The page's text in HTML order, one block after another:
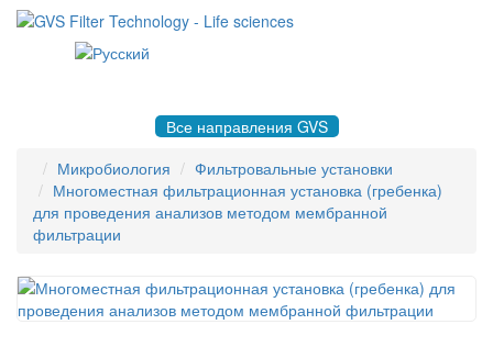
Все направления GVS
Микробиология
Фильтровальные установки
Многоместная фильтрационная установка (гребенка)
для проведения анализов методом мембранной
фильтрации